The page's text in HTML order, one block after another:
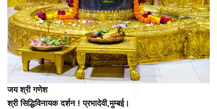
जय श्री गणेश
श्री सिद्धिविनायक दर्शन ! प्रभादेवी,मुम्बई।